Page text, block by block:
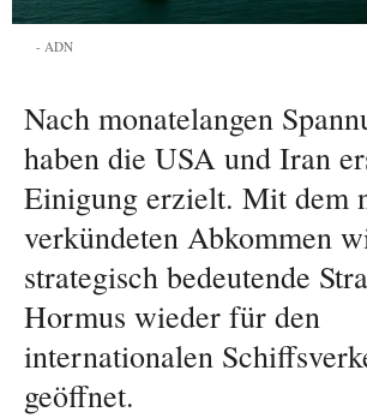
ADN
Nach monatelangen
haben die USA und Iran
Einigung erzielt. Mit dem
verkündeten Abkommen
strategisch bedeutende
Hormus wieder für den
internationalen
geöffnet.